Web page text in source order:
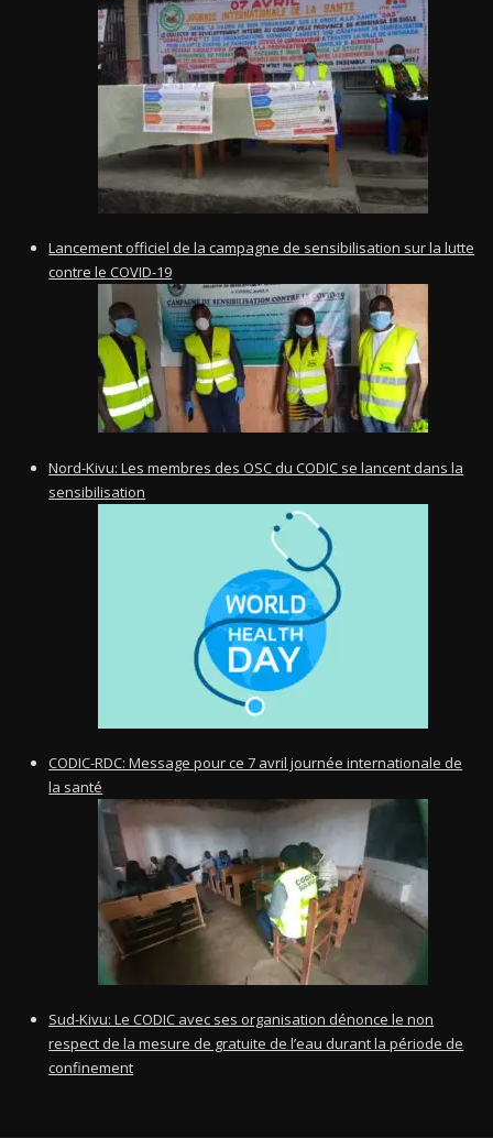
Lancement officiel de la campagne de sensibilisation sur la lutte
contre le COVID-19
Nord-Kivu: Les membres des OSC du CODIC se lancent dans la
sensibilisation
CODIC-RDC: Message pour ce 7 avril journée internationale de
la santé
Sud-Kivu: Le CODIC avec ses organisation dénonce le non
respect de la mesure de gratuite de l’eau durant la période de
confinement